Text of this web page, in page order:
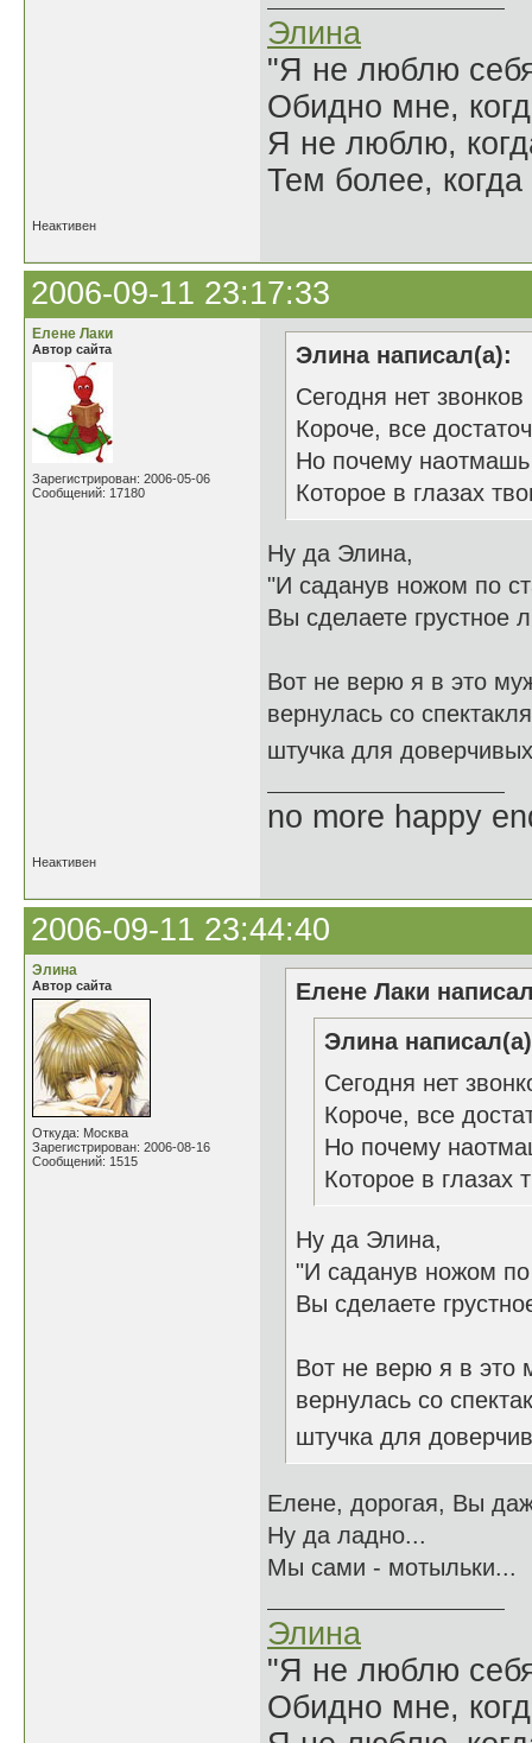
Элина
"Я не люблю
Обидно мне,
Я не люблю,
Тем более,
Неактивен
2006-09-11 23:17:33
Елене Лаки
Автор сайта
Зарегистрирован: 2006-05-06
Сообщений: 17180
Элина написал(а):
Сегодня нет
Короче, все
Но почему наотмашь
Которое в глазах
Ну да Элина,
"И саданув ножом по
Вы сделаете грустное
Вот не верю я в это
вернулась со
штучка для
no more happy
Неактивен
2006-09-11 23:44:40
Элина
Автор сайта
Откуда: Москва
Зарегистрирован: 2006-08-16
Сообщений: 1515
Елене Лаки
Элина
Сегодня нет
Короче, все
Но почему
Которое в глазах
Ну да Элина,
"И саданув ножом
Вы сделаете
Вот не верю я в это
вернулась со
штучка для
Елене, дорогая, Вы
Ну да ладно...
Мы сами - мотыльки...
Элина
"Я не люблю
Обидно мне,